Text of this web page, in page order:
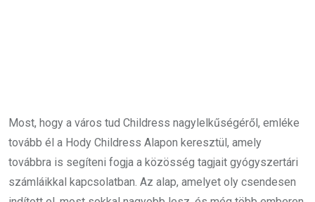
Most, hogy a város tud Childress nagylelkűségéről, emléke
tovább él a Hody Childress Alapon keresztül, amely
továbbra is segíteni fogja a közösség tagjait gyógyszertári
számláikkal kapcsolatban. Az alap, amelyet oly csendesen